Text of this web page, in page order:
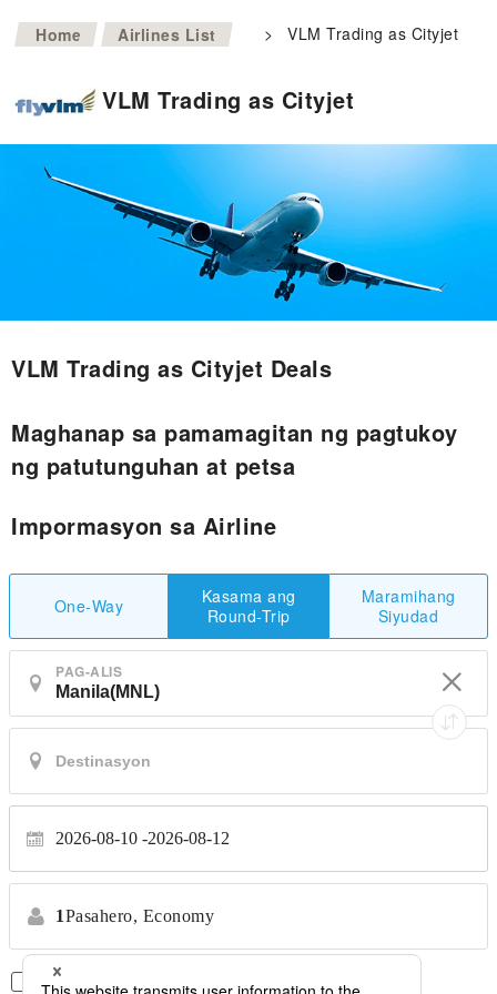
Home >
Airlines List > VLM Trading as Cityjet
VLM Trading as Cityjet
VLM Trading as Cityjet Deals
Maghanap sa pamamagitan ng pagtukoy
ng patutunguhan at petsa
Impormasyon sa Airline
One-Way
Kasama ang
Round-Trip
Maramihang
Siyudad
PAG-ALIS
2026-08-10 2026-08-12
1Pasahero, Economy
Direktang Flight Lamang *Walang paglilipat